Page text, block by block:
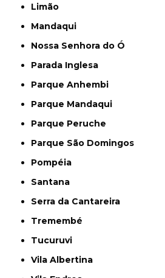
Limão
Mandaqui
Nossa Senhora do Ó
Parada Inglesa
Parque Anhembi
Parque Mandaqui
Parque Peruche
Parque São Domingos
Pompéia
Santana
Serra da Cantareira
Tremembé
Tucuruvi
Vila Albertina